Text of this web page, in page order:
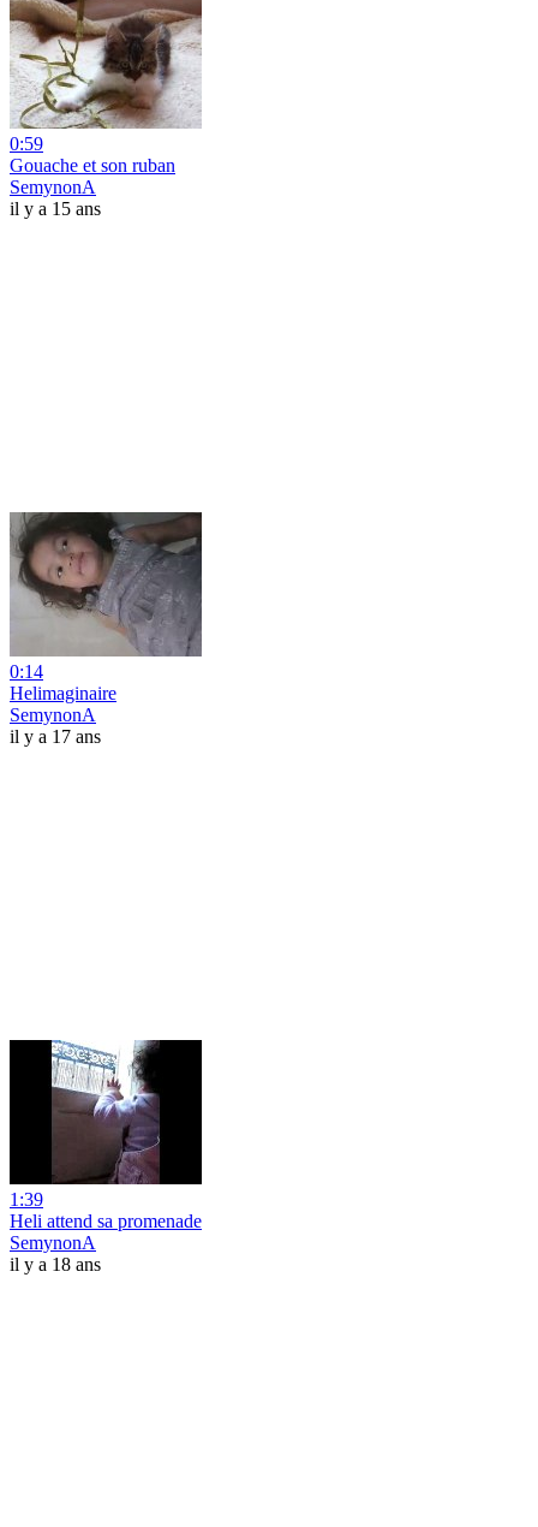
0:59
Gouache et son ruban
SemynonA
il y a 15 ans
0:14
Helimaginaire
SemynonA
il y a 17 ans
1:39
Heli attend sa promenade
SemynonA
il y a 18 ans